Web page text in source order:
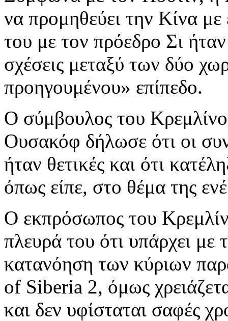
να προμηθεύει την Κίνα με
του με τον πρόεδρο Σι
σχέσεις μεταξύ των δύο
προηγουμένου» επίπεδο.
Ο σύμβουλος του
Ουσακόφ δήλωσε ότι οι
ήταν θετικές και ότι
όπως είπε, στο θέμα της
Ο εκπρόσωπος του
πλευρά του ότι υπάρχει με
κατανόηση των κύριων
of Siberia 2, όμως
και δεν υφίσταται σαφές